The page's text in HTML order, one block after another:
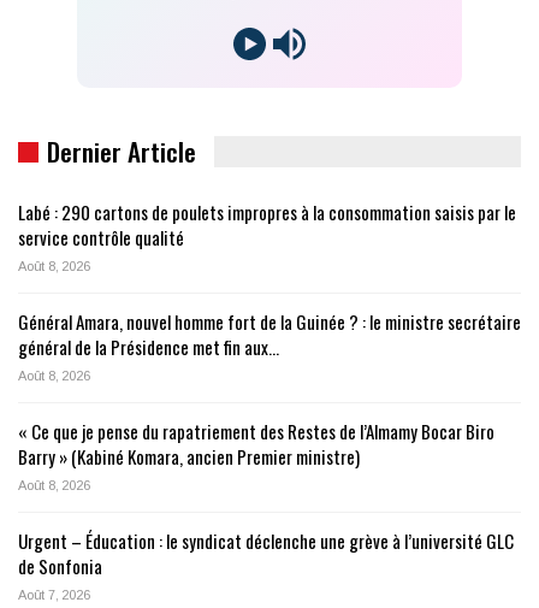
Dernier Article
Labé : 290 cartons de poulets impropres à la consommation saisis par le
service contrôle qualité
Août 8, 2026
Général Amara, nouvel homme fort de la Guinée ? : le ministre secrétaire
général de la Présidence met fin aux…
Août 8, 2026
« Ce que je pense du rapatriement des Restes de l’Almamy Bocar Biro
Barry » (Kabiné Komara, ancien Premier ministre)
Août 8, 2026
Urgent – Éducation : le syndicat déclenche une grève à l’université GLC
de Sonfonia
Août 7, 2026